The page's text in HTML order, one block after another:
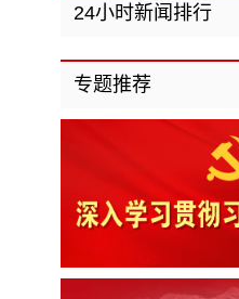
24小时新闻排行
专题推荐